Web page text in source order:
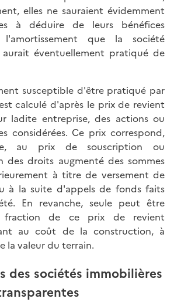
elles ne sauraient évidemment
à déduire de leurs bénéfices
l'amortissement que la société
aurait éventuellement pratiqué de
susceptible d'être pratiqué par
calculé d'après le prix de revient
ladite entreprise, des actions ou
considérées. Ce prix correspond,
au prix de souscription ou
des droits augmenté des sommes
à titre de versement de
à la suite d'appels de fonds faits
En revanche, seule peut être
fraction de ce prix de revient
au coût de la construction, à
la valeur du terrain.
des sociétés immobilières